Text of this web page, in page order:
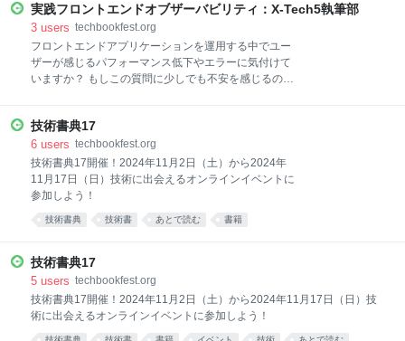
ンフラを構築可能です。Terraformでは、インフラのデ
プロイ設定や手順をコードとして記載する
「Infrastructure as Code（IaC）」の一種です。IaCを
使うことで、デプロイの作業手順を再利用できるよう
になり、統一化や状態変更に対して頑強なシステムを
せめてCDKにしてほしい」のように敷居が高いもので
した。しかし、昨今の生成AI
実践フロントエンドオブザーバビリティ：X-Tech5執筆部
3 users techbookfest.org
フロントエンドアプリケーションを運用する中でユー
ザーが感じるパフォーマンス低下やエラーに気付けて
いますか？ もしこの質問に少しでも不安を感じるので
な手法までを網羅し、特にNew Relicを活用した具体
的な手法を詳しく解説しています。またCore Web
Vitalsや分散トレーシング、Session Replayといった
重要なトピックを取り上げ、フロントエンドエンジニ
アが現場で役立つ知識を解説しています。 具体的には
ブザーバビリティが必要なのか：その重要性と背景 現
ーザーエクスペリエンスを維持するために欠かせない
要素として、オブザーバビリティがなぜ必要とされる
技術書典17
6 users techbookfest.org
技術書典17開催！2024年11月2日（土）から2024年
11月17日（日）技術に出会えるオンラインイベントに
参加しよう！
技術書典 技術書 あとで読む 書籍
技術書典17
5 users techbookfest.org
技術書典17開催！2024年11月2日（土）から2024年11月17日（日）技
術に出会えるオンラインイベントに参加しよう！